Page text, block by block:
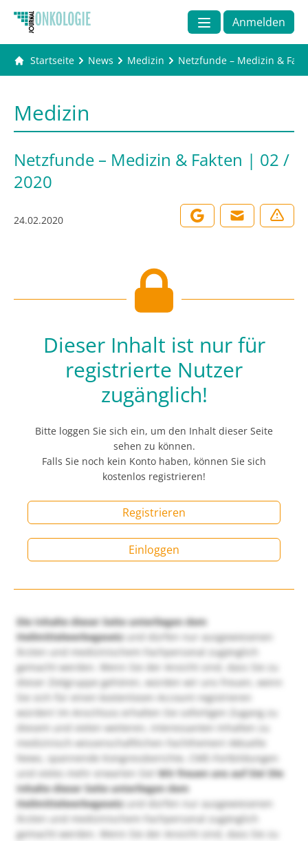
Anmelden
Startseite News Medizin Netzfunde – Medizin &
Medizin
Netzfunde – Medizin & Fakten | 02 /
2020
24.02.2020
Dieser Inhalt ist nur für
registrierte Nutzer
zugänglich!
Bitte loggen Sie sich ein, um den Inhalt dieser Seite
sehen zu können.
Falls Sie noch kein Konto haben, können Sie sich
kostenlos registrieren!
Registrieren
Einloggen
Die Inhalte dieser Seite unterliegen dem
Heilmittelwerbegesetzund dürfen nur ausgewiesenen
Ärzten und medizinischem Fachpersonal zugänglich
gemacht werden. Wenn Sie der Ansicht sind, dass Sie zu
dieser Zielgruppe gehören, würden wir uns freuen, wenn
Sie sich für einen kostenlosen Account registrieren
würden! Im Anschluss erhalten Sie sofortigen Zugang zu
diesem und vielen weiteren, interessanten Inhalten zu
medizinisch-wissenschaftlichen Fachthemen! Aktuelle
News, spannende Kongressberichte, CME-Fortbildungen
und vieles mehr erwarten Sie!Wir freuen uns auf Sie! Die
Inhalte dieser Seite unterliegen dem
Heilmittelwerbegesetzund dürfen nur ausgewiesenen
Ärzten und medizinischem Fachpersonal zugänglich
gemacht werden. Wenn Sie der Ansicht sind, dass Sie zu